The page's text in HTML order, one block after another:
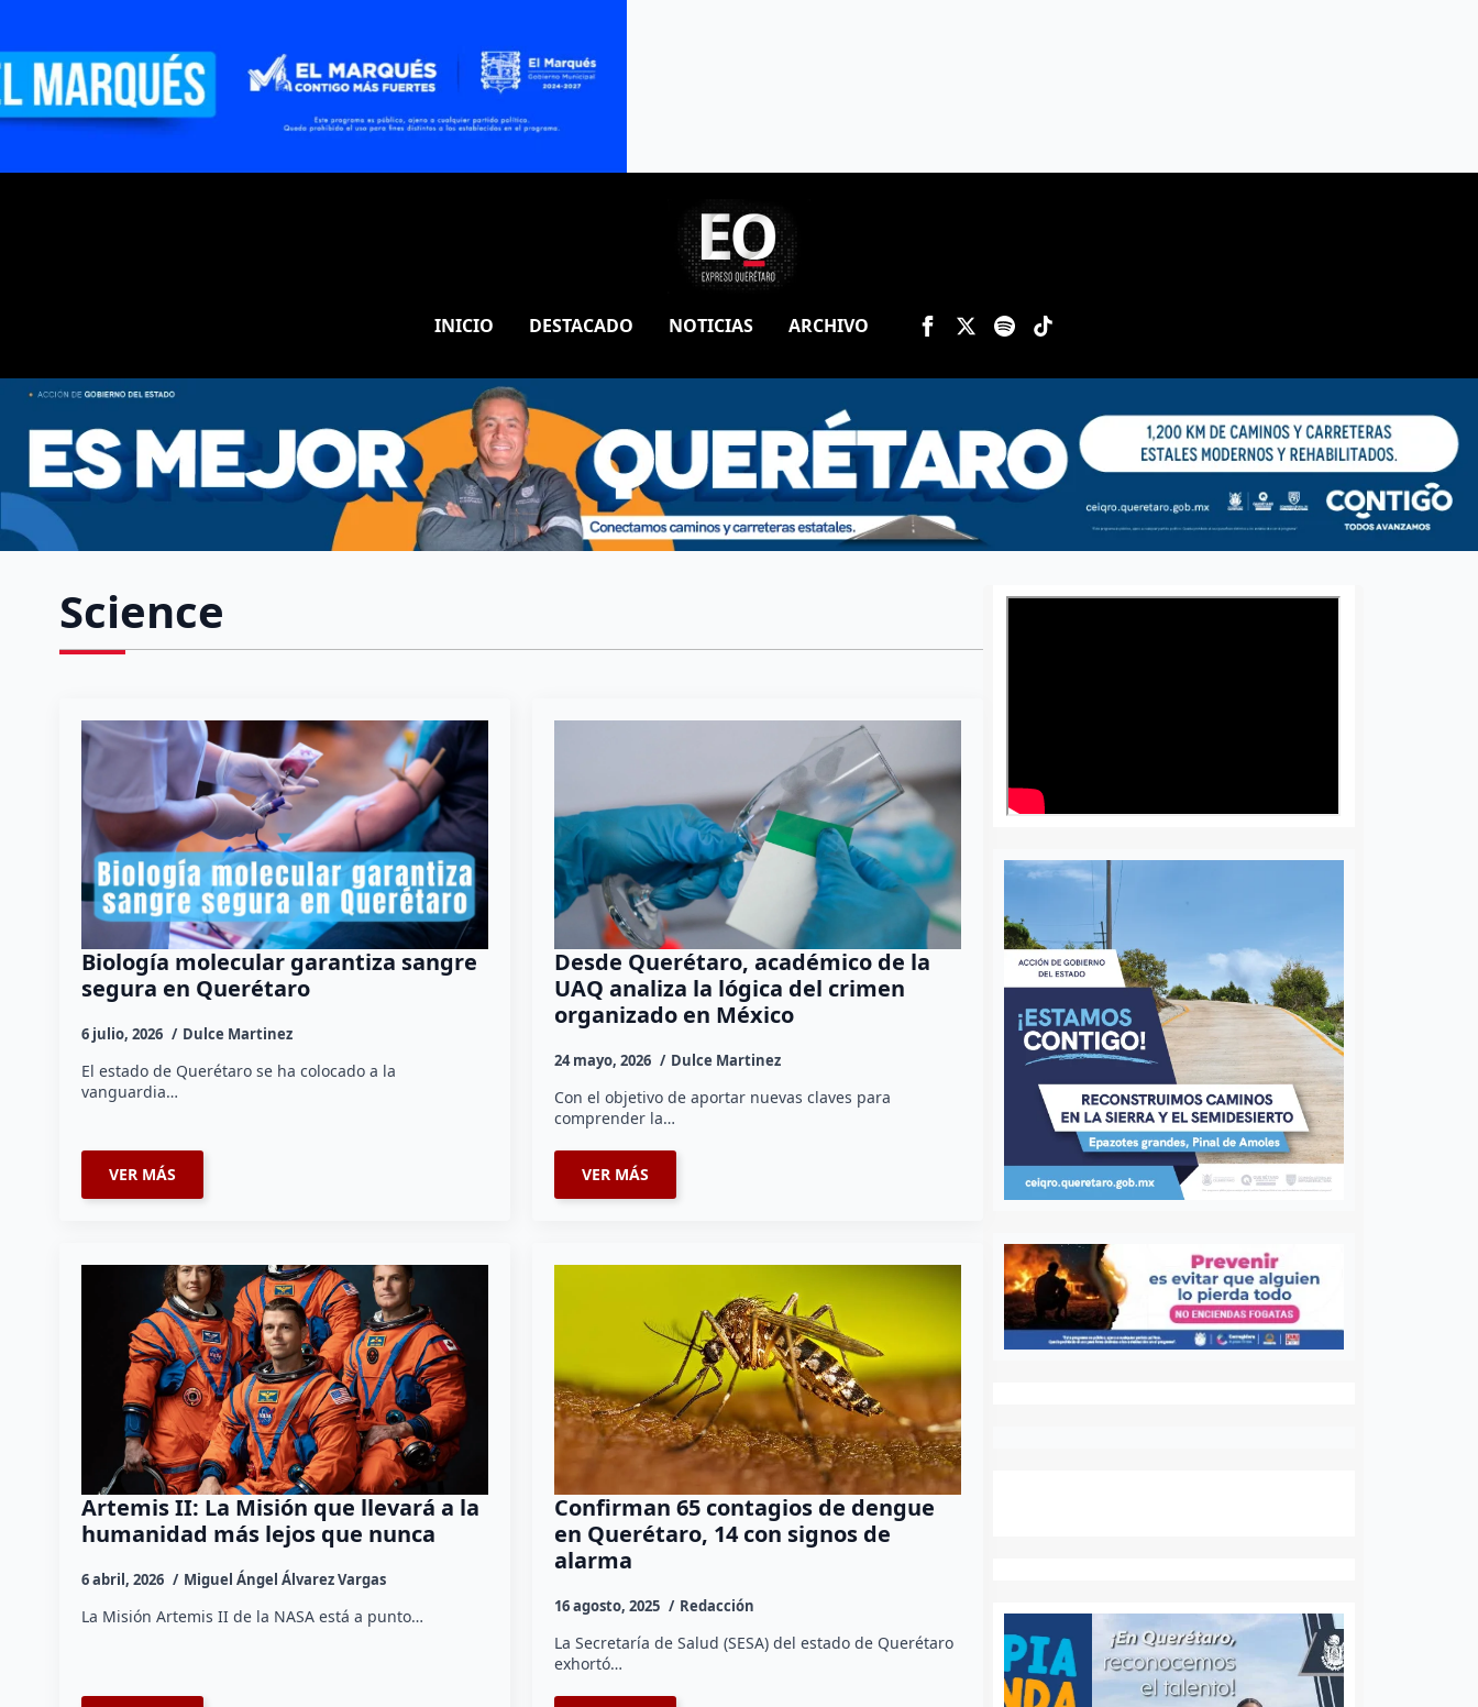
INICIO DESTACADO NOTICIAS ARCHIVO
Science
Biología molecular garantiza sangre
segura en Querétaro
6 julio, 2026 Dulce Martinez
El estado de Querétaro se ha colocado a la
vanguardia…
VER MÁS
Desde Querétaro, académico de la
UAQ analiza la lógica del crimen
organizado en México
24 mayo, 2026 Dulce Martinez
Con el objetivo de aportar nuevas claves para
comprender la…
VER MÁS
Artemis II: La Misión que llevará a la
humanidad más lejos que nunca
6 abril, 2026 Miguel Ángel Álvarez Vargas
La Misión Artemis II de la NASA está a punto…
Confirman 65 contagios de dengue
en Querétaro, 14 con signos de
alarma
16 agosto, 2025 Redacción
La Secretaría de Salud (SESA) del estado de Querétaro
exhortó…